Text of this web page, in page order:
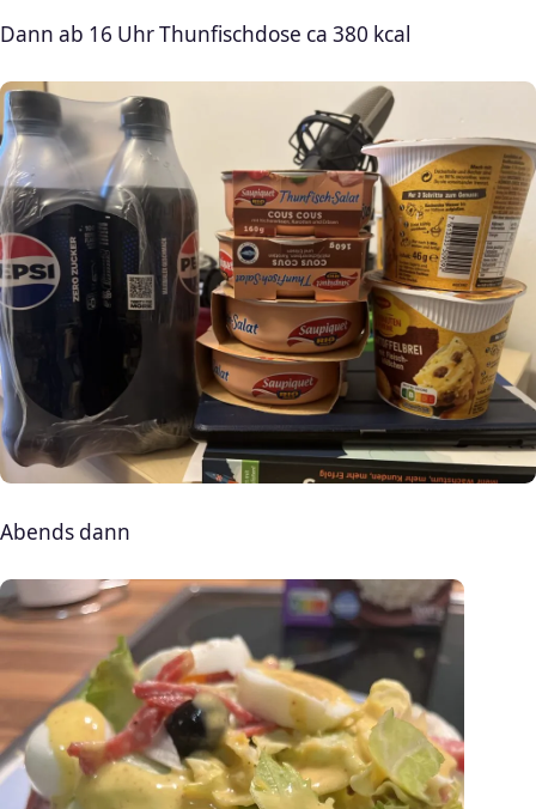
Dann ab 16 Uhr Thunfischdose ca 380 kcal
Abends dann